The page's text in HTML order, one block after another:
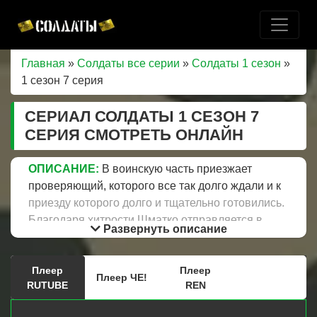
Главная » Солдаты все серии » Солдаты 1 сезон »
1 сезон 7 серия
СЕРИАЛ СОЛДАТЫ 1 СЕЗОН 7
СЕРИЯ СМОТРЕТЬ ОНЛАЙН
ОПИСАНИЕ: В воинскую часть приезжает
проверяющий, которого все так долго ждали и к
приезду которого долго и тщательно готовились.
Благодаря хитрости Шматко отправляется в
город на свидание с новой девушкой, но
встречает Машу, которой Соколов плохо написал
контрольную. Проверяющий майор оказывается
любителем выпить, поэтому заместитель
Развернуть описание
Плеер
RUTUBE
Плеер ЧЕ!
Плеер
REN